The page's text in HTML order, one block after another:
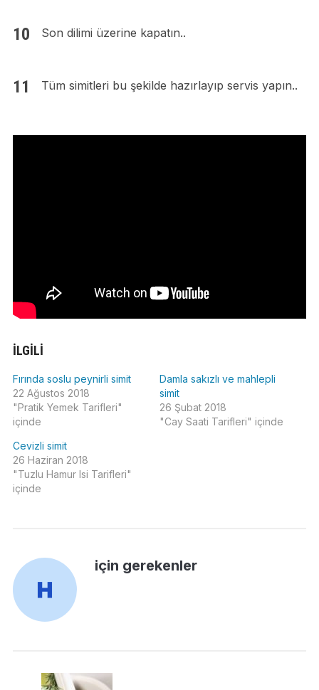
Son dilimi üzerine kapatın..
Tüm simitleri bu şekilde hazırlayıp servis yapın..
İLGILI
Fırında soslu peynirli simit
22 Ağustos 2018
"Pratik Yemek Tarifleri"
içinde
Damla sakızlı ve mahlepli
simit
26 Şubat 2018
"Cay Saati Tarifleri" içinde
Cevizli simit
26 Haziran 2018
"Tuzlu Hamur Isi Tarifleri"
içinde
için gerekenler